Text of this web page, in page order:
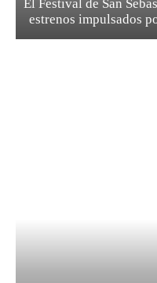
El Festival de San
estrenos impulsados